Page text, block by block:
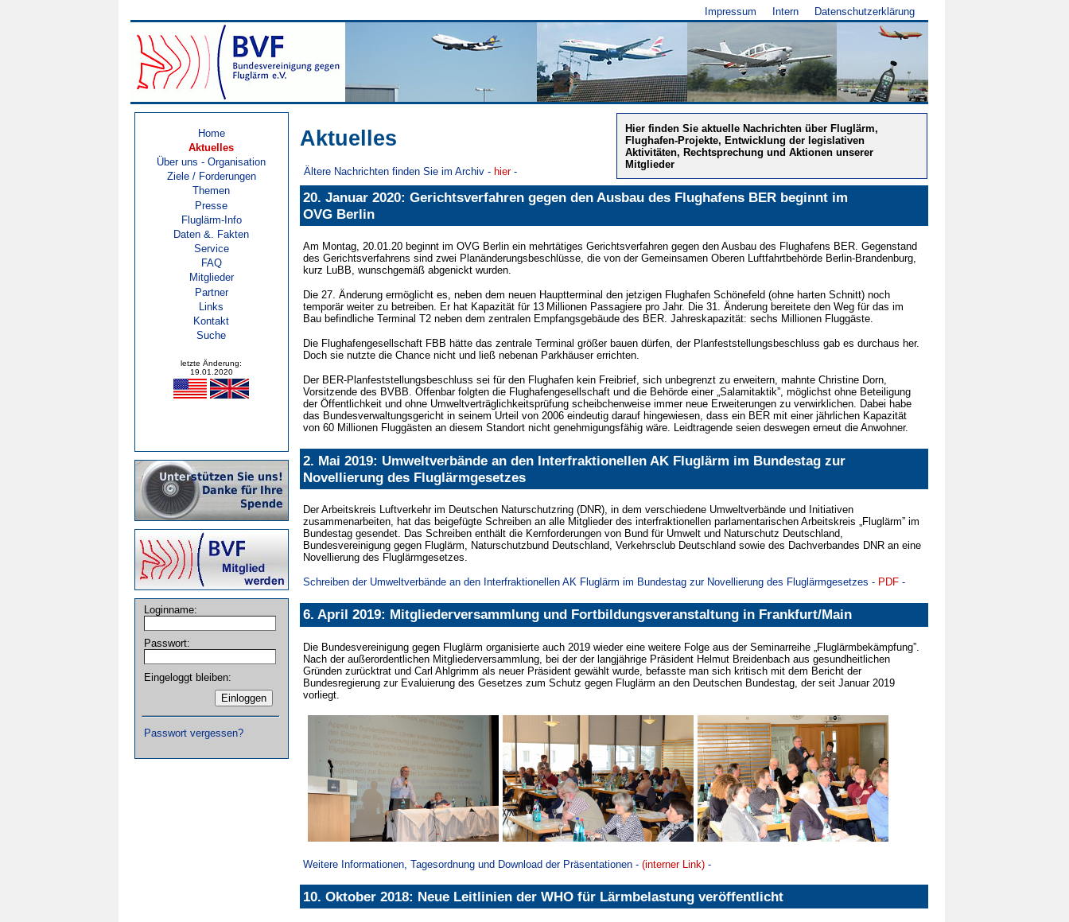
Impressum Intern Datenschutzerklärung
Home
Aktuelles
Über uns - Organisation
Ziele / Forderungen
Themen
Presse
Fluglärm-Info
Daten &. Fakten
Service
FAQ
Mitglieder
Partner
Links
Kontakt
Suche
letzte Änderung:
19.01.2020
Loginname:
Passwort:
Eingeloggt bleiben:
Passwort vergessen?
Hier finden Sie aktuelle Nachrichten über Fluglärm,
Flughafen-Projekte, Entwicklung der legislativen
Aktivitäten, Rechtsprechung und Aktionen unserer
Mitglieder
Aktuelles
Ältere Nachrichten finden Sie im Archiv - hier -
20. Januar 2020: Gerichtsverfahren gegen den Ausbau des Flughafens BER beginnt im
OVG Berlin
Am Montag, 20.01.20 beginnt im OVG Berlin ein mehrtätiges Gerichtsverfahren gegen den Ausbau des Flughafens BER. Gegenstand
des Gerichtsverfahrens sind zwei Planänderungsbeschlüsse, die von der Gemeinsamen Oberen Luftfahrtbehörde Berlin-Brandenburg,
kurz LuBB, wunschgemäß abgenickt wurden.
Die 27. Änderung ermöglicht es, neben dem neuen Hauptterminal den jetzigen Flughafen Schönefeld (ohne harten Schnitt) noch
temporär weiter zu betreiben. Er hat Kapazität für 13 Millionen Passagiere pro Jahr. Die 31. Änderung bereitete den Weg für das im
Bau befindliche Terminal T2 neben dem zentralen Empfangsgebäude des BER. Jahreskapazität: sechs Millionen Fluggäste.
Die Flughafengesellschaft FBB hätte das zentrale Terminal größer bauen dürfen, der Planfeststellungsbeschluss gab es durchaus her.
Doch sie nutzte die Chance nicht und ließ nebenan Parkhäuser errichten.
Der BER-Planfeststellungsbeschluss sei für den Flughafen kein Freibrief, sich unbegrenzt zu erweitern, mahnte Christine Dorn,
Vorsitzende des BVBB. Offenbar folgten die Flughafengesellschaft und die Behörde einer „Salami­taktik”, möglichst ohne Beteiligung
der Öffentlichkeit und ohne Umweltverträglichkeitsprüfung scheibchenweise immer neue Erweiterungen zu verwirklichen. Dabei habe
das Bundesverwaltungsgericht in seinem Urteil von 2006 eindeutig darauf hingewiesen, dass ein BER mit einer jährlichen Kapazität
von 60 Millionen Fluggästen an diesem Standort nicht genehmigungsfähig wäre. Leidtragende seien deswegen erneut die Anwohner.
2. Mai 2019: Umweltverbände an den Interfraktionellen AK Fluglärm im Bundestag zur
Novellierung des Fluglärmgesetzes
Der Arbeitskreis Luftverkehr im Deutschen Naturschutzring (DNR), in dem verschiedene Umweltverbände und Initiativen
zusammenarbeiten, hat das beigefügte Schreiben an alle Mitglieder des interfraktionellen parlamentarischen Arbeitskreis „Fluglärm” im
Bundestag gesendet. Das Schreiben enthält die Kernforderungen von Bund für Umwelt und Naturschutz Deutschland,
Bundesvereinigung gegen Fluglärm, Naturschutzbund Deutschland, Verkehrsclub Deutschland sowie des Dachverbandes DNR an eine
Novellierung des Fluglärmgesetzes.
Schreiben der Umweltverbände an den Interfraktionellen AK Fluglärm im Bundestag zur Novellierung des Fluglärmgesetzes - PDF-
6. April 2019: Mitgliederversammlung und Fortbildungsveranstaltung in Frankfurt/Main
Die Bundesvereinigung gegen Fluglärm organisierte auch 2019 wieder eine weitere Folge aus der Seminarreihe „Fluglärmbekämpfung”.
Nach der außerordentlichen Mitgliederversammlung, bei der der langjährige Präsident Helmut Breidenbach aus gesundheitlichen
Gründen zurücktrat und Carl Ahlgrimm als neuer Präsident gewählt wurde, befasste man sich kritisch mit dem Bericht der
Bundesregierung zur Evaluierung des Gesetzes zum Schutz gegen Fluglärm an den Deutschen Bundestag, der seit Januar 2019
vorliegt.
Weitere Informationen, Tagesordnung und Download der Präsentationen - (interner Link)-
10. Oktober 2018: Neue Leitlinien der WHO für Lärmbelastung veröffentlicht